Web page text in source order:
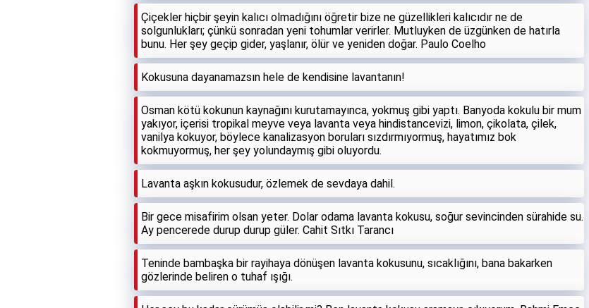
Çiçekler hiçbir şeyin kalıcı olmadığını öğretir bize ne güzellikleri kalıcıdır ne de
solgunlukları; çünkü sonradan yeni tohumlar verirler. Mutluyken de üzgünken de hatırla
bunu. Her şey geçip gider, yaşlanır, ölür ve yeniden doğar. Paulo Coelho
Kokusuna dayanamazsın hele de kendisine lavantanın!
Osman kötü kokunun kaynağını kurutamayınca, yokmuş gibi yaptı. Banyoda kokulu bir mum
yakıyor, içerisi tropikal meyve veya lavanta veya hindistancevizi, limon, çikolata, çilek,
vanilya kokuyor, böylece kanalizasyon boruları sızdırmıyormuş, hayatımız bok
kokmuyormuş, her şey yolundaymış gibi oluyordu.
Lavanta aşkın kokusudur, özlemek de sevdaya dahil.
Bir gece misafirim olsan yeter. Dolar odama lavanta kokusu, soğur sevincinden sürahide su.
Ay pencerede durup durup güler. Cahit Sıtkı Tarancı
Teninde bambaşka bir rayihaya dönüşen lavanta kokusunu, sıcaklığını, bana bakarken
gözlerinde beliren o tuhaf ışığı.